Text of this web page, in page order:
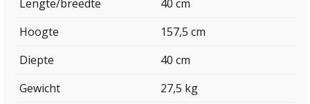
Lengte/breedte
40 cm
Hoogte
157,5 cm
Diepte
40 cm
Gewicht
27,5 kg